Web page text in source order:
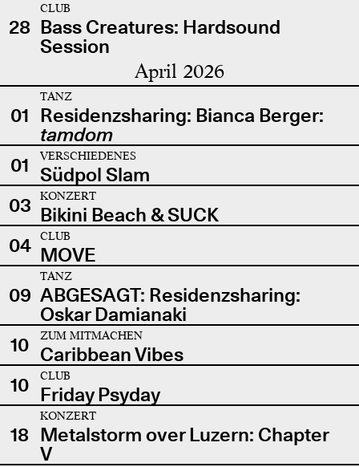
28
CLUB
Bass Creatures: Hardsound
Session
April 2026
01
TANZ
Residenzsharing: Bianca Berger:
tamdom
01
VERSCHIEDENES
Südpol Slam
03
KONZERT
Bikini Beach & SUCK
04
CLUB
MOVE
09
TANZ
ABGESAGT: Residenzsharing:
Oskar Damianaki
10
ZUM MITMACHEN
Caribbean Vibes
10
CLUB
Friday Psyday
18
KONZERT
Metalstorm over Luzern: Chapter
V